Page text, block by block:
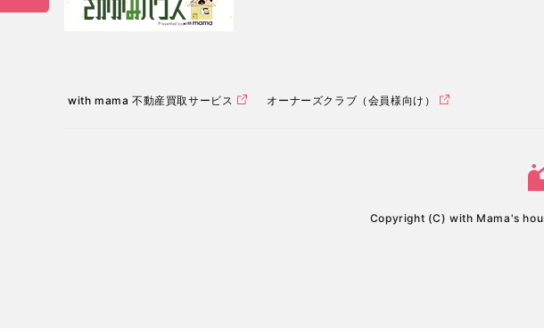
with mama 不動産買取サービス オーナーズクラブ（会員様向け）
Copyright (C) with Mama's